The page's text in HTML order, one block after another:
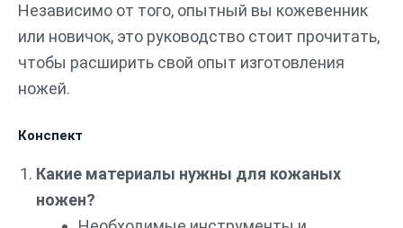
Независимо от того, опытный вы кожевенник
или новичок, это руководство стоит прочитать,
чтобы расширить свой опыт изготовления
ножей.
Конспект
Какие материалы нужны для кожаных
ножен?